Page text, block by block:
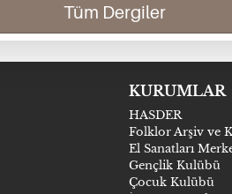
Tüm Dergiler
KURUMLAR
HASDER
Folklor Arşiv ve
El Sanatları
Gençlik Kulübü
Çocuk Kulübü